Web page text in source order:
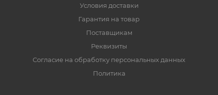
Условия доставки
Гарантия на товар
Поставщикам
Реквизиты
Согласие на обработку персональных данных
Политика